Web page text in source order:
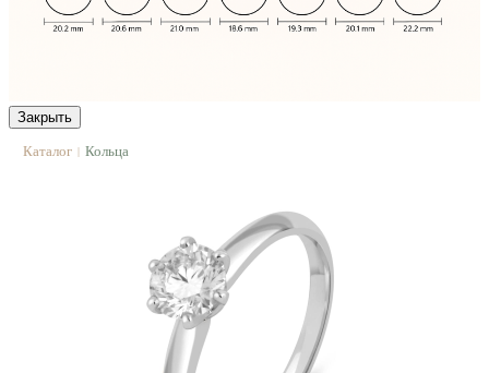
Закрыть
Каталог | Кольца